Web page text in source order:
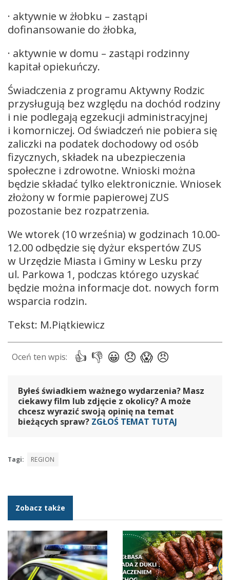
· aktywnie w żłobku – zastąpi
dofinansowanie do żłobka,
· aktywnie w domu – zastąpi rodzinny
kapitał opiekuńczy.
Świadczenia z programu Aktywny Rodzic
przysługują bez względu na dochód rodziny
i nie podlegają egzekucji administracyjnej
i komorniczej. Od świadczeń nie pobiera się
zaliczki na podatek dochodowy od osób
fizycznych, składek na ubezpieczenia
społeczne i zdrowotne. Wnioski można
będzie składać tylko elektronicznie. Wniosek
złożony w formie papierowej ZUS
pozostanie bez rozpatrzenia.
We wtorek (10 września) w godzinach 10.00-
12.00 odbędzie się dyżur ekspertów ZUS
w Urzędzie Miasta i Gminy w Lesku przy
ul. Parkowa 1, podczas którego uzyskać
będzie można informacje dot. nowych form
wsparcia rodzin.
Tekst: M.Piątkiewicz
Byłeś świadkiem ważnego wydarzenia? Masz
ciekawy film lub zdjęcie z okolicy? A może
chcesz wyrazić swoją opinię na temat
bieżących spraw? ZGŁOŚ TEMAT TUTAJ
Tagi: REGION
Zobacz także